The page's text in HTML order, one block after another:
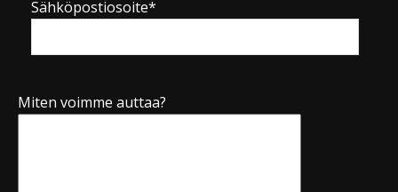
Sähköpostiosoite*
Miten voimme auttaa?